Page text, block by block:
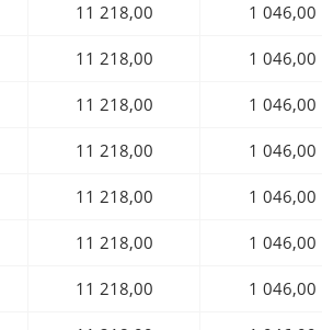
11 218,00 1 046,00
11 218,00 1 046,00
11 218,00 1 046,00
11 218,00 1 046,00
11 218,00 1 046,00
11 218,00 1 046,00
11 218,00 1 046,00